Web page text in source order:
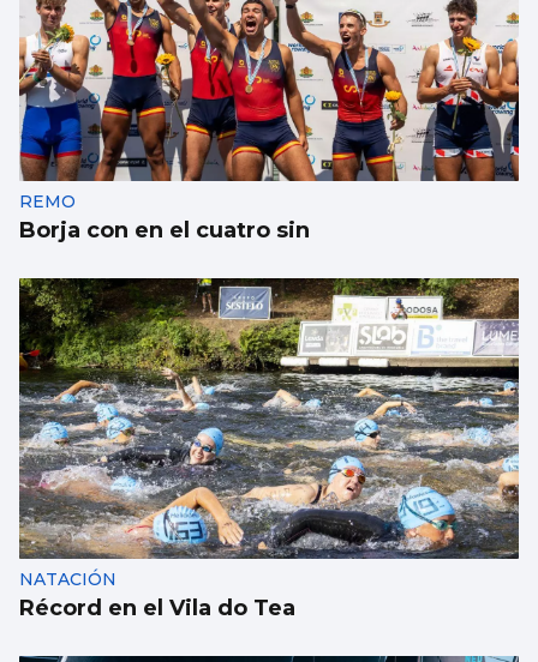
EDUCACIÓN
La ‘cantera’ de la industria viguesa se
prepara en Coia
REMO
Borja con en el cuatro sin
NATACIÓN
Récord en el Vila do Tea